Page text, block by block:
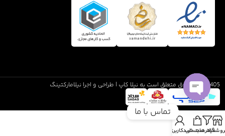
1405 تمام حقوق متعلق است به نیلا کاپ | طراحی و اجرا نیلامارکتینگ
فیلترهاسبد خرید
حساب کاربری من
تماس با ما
Open
chaty